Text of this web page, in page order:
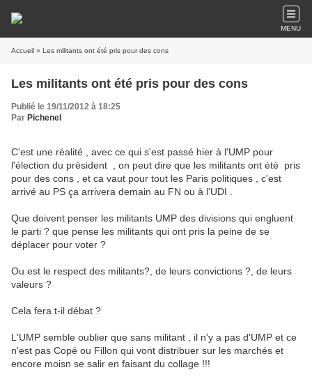
MENU
Accueil » Les militants ont été pris pour des cons
Les militants ont été pris pour des cons
Publié le 19/11/2012 à 18:25
Par Pichenel
C'est une réalité , avec ce qui s'est passé hier à l'UMP pour
l'élection du président , on peut dire que les militants ont été pris
pour des cons , et ca vaut pour tout les Paris politiques , c'est
arrivé au PS ça arrivera demain au FN ou à l'UDI .
Que doivent penser les militants UMP des divisions qui engluent
le parti ? que pense les militants qui ont pris la peine de se
déplacer pour voter ?
Ou est le respect des militants?, de leurs convictions ?, de leurs
valeurs ?
Cela fera t-il débat ?
L'UMP semble oublier que sans militant , il n'y a pas d'UMP et ce
n'est pas Copé ou Fillon qui vont distribuer sur les marchés et
encore moisn se salir en faisant du collage !!!